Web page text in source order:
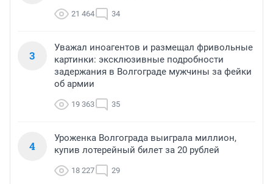
21 464 34
3
Уважал иноагентов и размещал фривольные
картинки: эксклюзивные подробности
задержания в Волгограде мужчины за фейки
об армии
19 363 35
4
Уроженка Волгограда выиграла миллион,
купив лотерейный билет за 20 рублей
18 227 29